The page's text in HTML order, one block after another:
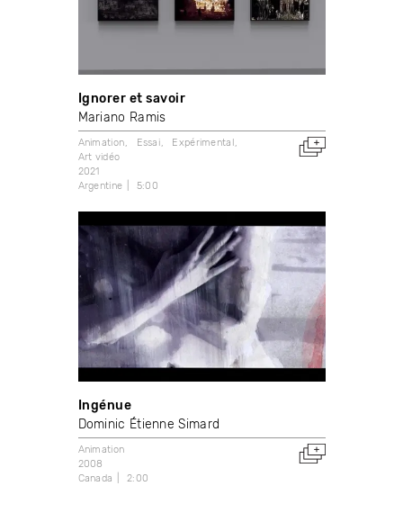
Ignorer et savoir
Mariano Ramis
Animation Essai
Expérimental
Art vidéo
2021
Argentine
5:00
Ingénue
Dominic Étienne Simard
Animation
2008
Canada
2:00